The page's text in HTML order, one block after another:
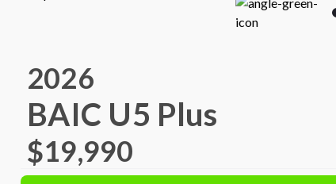
2026
BAIC U5 Plus
$19,990